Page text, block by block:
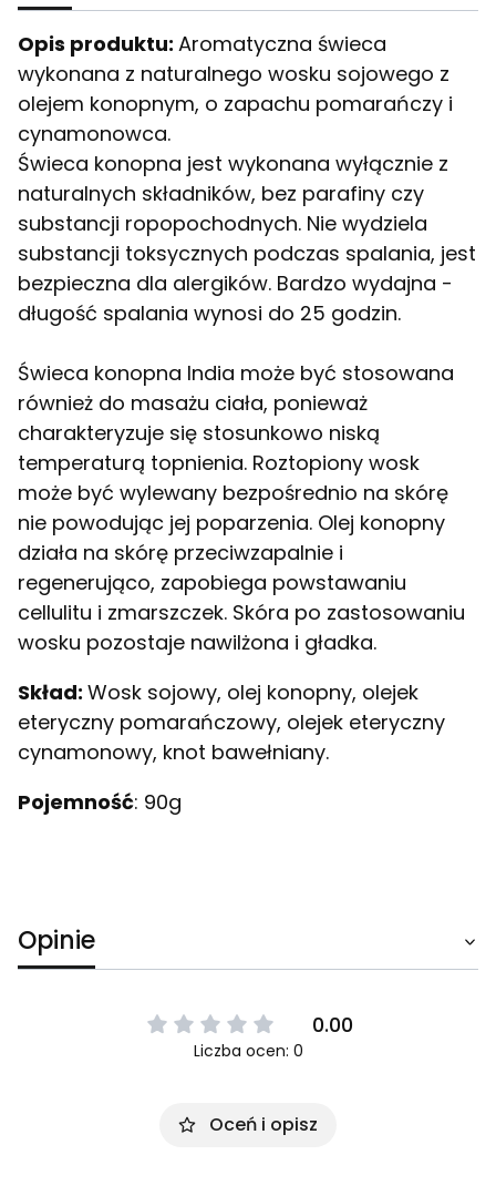
Opis produktu: Aromatyczna świeca
wykonana z naturalnego wosku sojowego z
olejem konopnym, o zapachu pomarańczy i
cynamonowca.
Świeca konopna jest wykonana wyłącznie z
naturalnych składników, bez parafiny czy
substancji ropopochodnych. Nie wydziela
substancji toksycznych podczas spalania, jest
bezpieczna dla alergików. Bardzo wydajna -
długość spalania wynosi do 25 godzin.
Świeca konopna India może być stosowana
również do masażu ciała, ponieważ
charakteryzuje się stosunkowo niską
temperaturą topnienia. Roztopiony wosk
może być wylewany bezpośrednio na skórę
nie powodując jej poparzenia. Olej konopny
działa na skórę przeciwzapalnie i
regenerująco, zapobiega powstawaniu
cellulitu i zmarszczek. Skóra po zastosowaniu
wosku pozostaje nawilżona i gładka.
Skład: Wosk sojowy, olej konopny, olejek
eteryczny pomarańczowy, olejek eteryczny
cynamonowy, knot bawełniany.
Pojemność: 90g
Opinie
0.00
Liczba ocen: 0
Oceń i opisz